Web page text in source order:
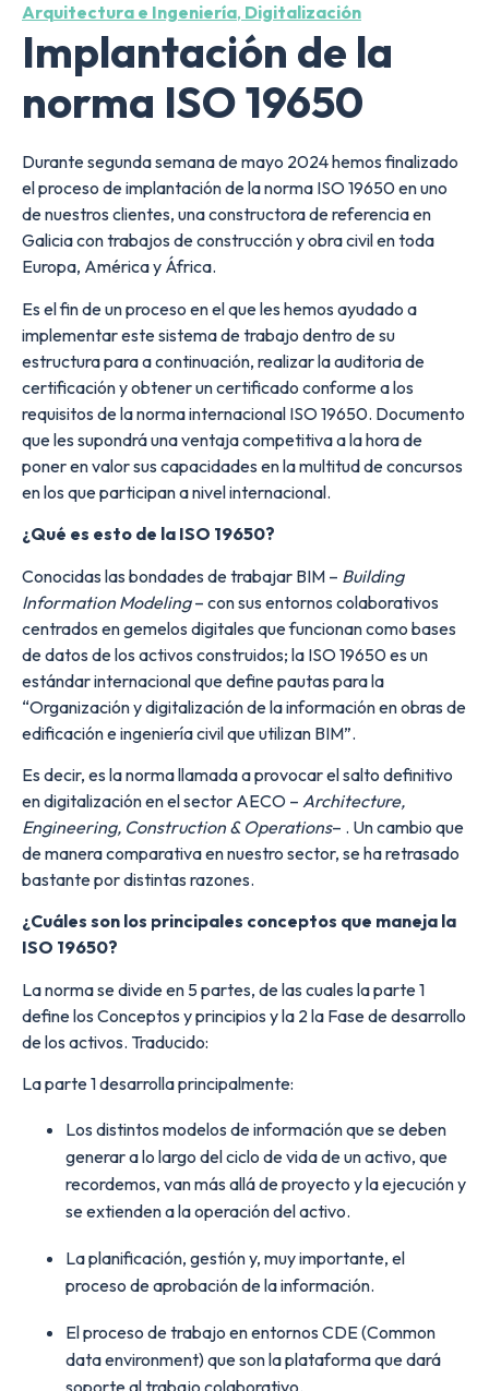
Arquitectura e Ingeniería, Digitalización
Implantación de la
norma ISO 19650
Durante segunda semana de mayo 2024 hemos finalizado
el proceso de implantación de la norma ISO 19650 en uno
de nuestros clientes, una constructora de referencia en
Galicia con trabajos de construcción y obra civil en toda
Europa, América y África.
Es el fin de un proceso en el que les hemos ayudado a
implementar este sistema de trabajo dentro de su
estructura para a continuación, realizar la auditoria de
certificación y obtener un certificado conforme a los
requisitos de la norma internacional ISO 19650. Documento
que les supondrá una ventaja competitiva a la hora de
poner en valor sus capacidades en la multitud de concursos
en los que participan a nivel internacional.
¿Qué es esto de la ISO 19650?
Conocidas las bondades de trabajar BIM – Building
Information Modeling– con sus entornos colaborativos
centrados en gemelos digitales que funcionan como bases
de datos de los activos construidos; la ISO 19650 es un
estándar internacional que define pautas para la
“Organización y digitalización de la información en obras de
edificación e ingeniería civil que utilizan BIM”.
Es decir, es la norma llamada a provocar el salto definitivo
en digitalización en el sector AECO – Architecture,
Engineering, Construction & Operations– . Un cambio que
de manera comparativa en nuestro sector, se ha retrasado
bastante por distintas razones.
¿Cuáles son los principales conceptos que maneja la
ISO 19650?
La norma se divide en 5 partes, de las cuales la parte 1
define los Conceptos y principios y la 2 la Fase de desarrollo
de los activos. Traducido:
La parte 1 desarrolla principalmente:
Los distintos modelos de información que se deben
generar a lo largo del ciclo de vida de un activo, que
recordemos, van más allá de proyecto y la ejecución y
se extienden a la operación del activo.
La planificación, gestión y, muy importante, el
proceso de aprobación de la información.
El proceso de trabajo en entornos CDE (Common
data environment) que son la plataforma que dará